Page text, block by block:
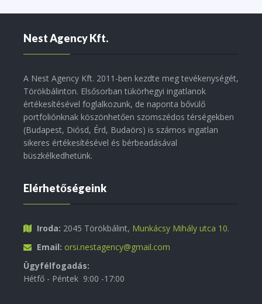
Nest Agency Kft.
A Nest Agency Kft. 2011-ben kezdte meg tevékenységét,
Törökbálinton. Elsősorban tükörhegyi ingatlanok
értékesítésével foglalkozunk, de naponta bővülő
portfoliónknak köszönhetően szomszédos térségekben
(Budapest, Diósd, Érd, Budaörs) is számos ingatlan
sikeres értékesítésével és bérbeadásával
büszkélkedhetünk.
Elérhetőségeink
Iroda: 2045 Törökbálint, Munkácsy Mihály utca 10.
Email: orsi.nestagency@gmail.com
Ügyfélfogadás:
Hétfő - Péntek 9:00 -17:00